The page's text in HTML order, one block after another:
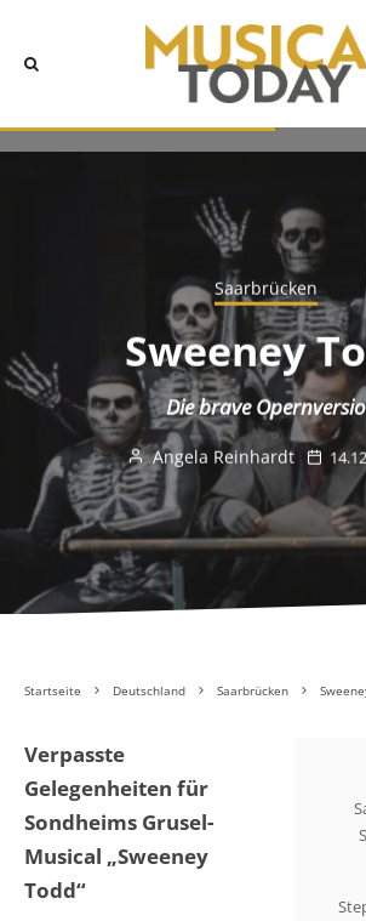
Saarbrücken
Sweeney
Die brave
Angela Reinhardt
Startseite Deutschland Saarbrücken
Verpasste
Gelegenheiten für
Sondheims Grusel-
Musical „Sweeney
Todd“